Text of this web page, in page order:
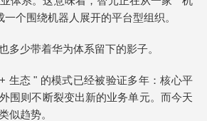
个围绕机器人展开的平台型组织。
多少带着华为体系留下的影子。
生态 " 的模式已经被验证多年：核心平
围则不断裂变出新的业务单元。而今天
似趋势。